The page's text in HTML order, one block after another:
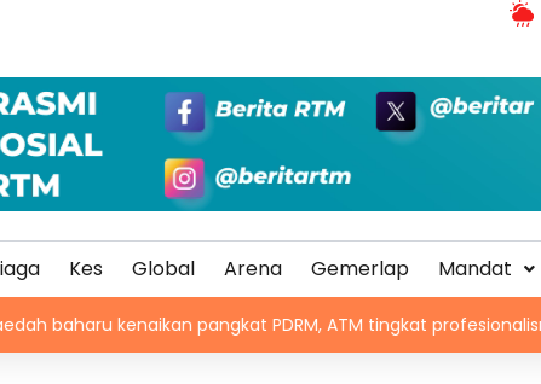
Kes Global Arena Gemerlap Mandat
PDRM, ATM tingkat profesionalisme, perkukuh integriti